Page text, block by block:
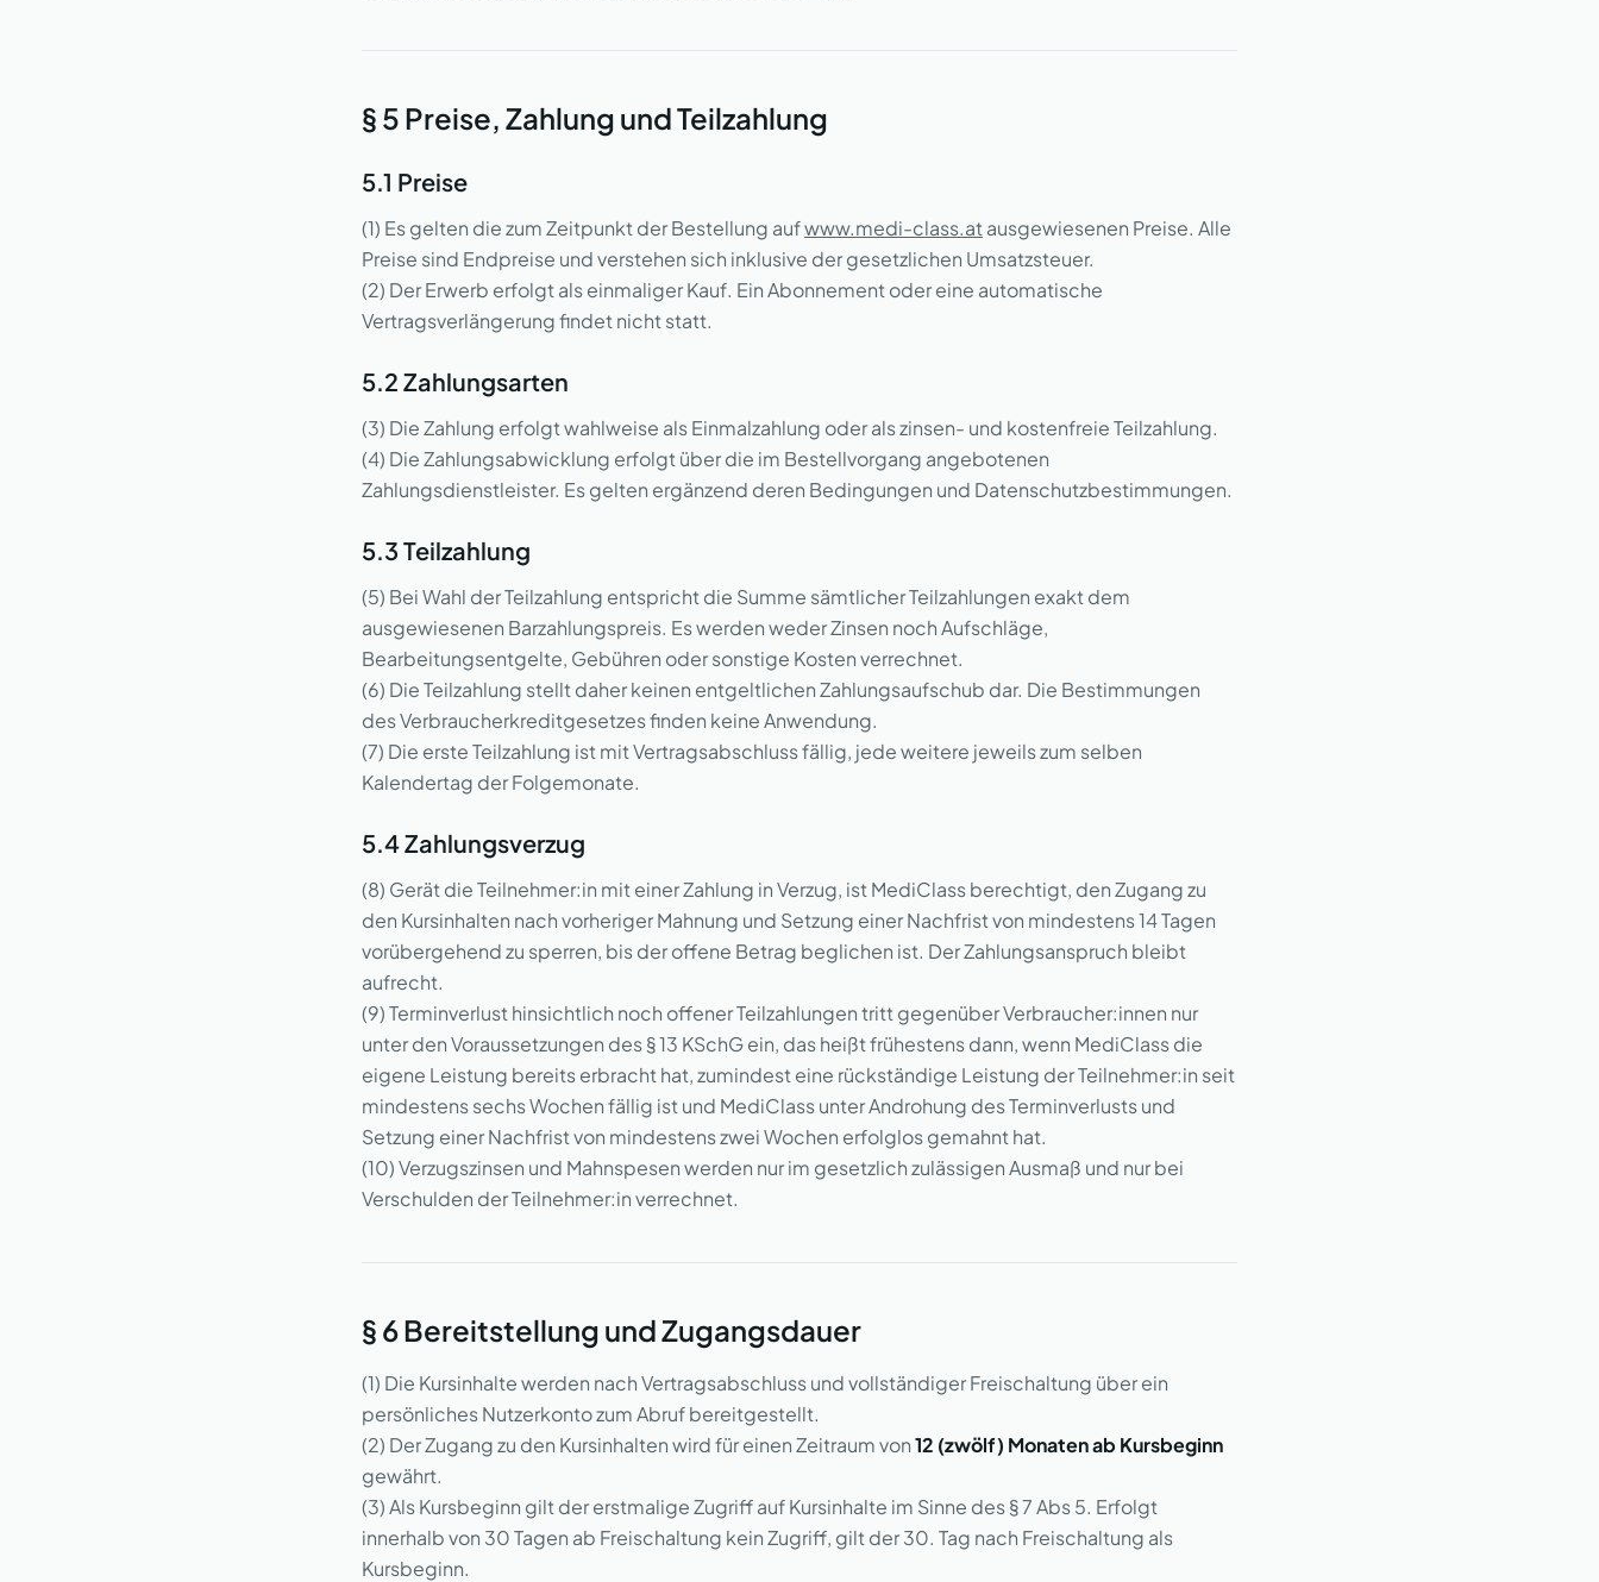
§ 5 Preise, Zahlung und Teilzahlung
5.1 Preise
(1) Es gelten die zum Zeitpunkt der Bestellung aufwww.medi-class.at ausgewiesenen Preise. Alle
Preise sind Endpreise und verstehen sich inklusive der gesetzlichen Umsatzsteuer.
(2) Der Erwerb erfolgt als einmaliger Kauf. Ein Abonnement oder eine automatische
Vertragsverlängerung findet nicht statt.
5.2 Zahlungsarten
(3) Die Zahlung erfolgt wahlweise als Einmalzahlung oder als zinsen- und kostenfreie Teilzahlung.
(4) Die Zahlungsabwicklung erfolgt über die im Bestellvorgang angebotenen
Zahlungsdienstleister. Es gelten ergänzend deren Bedingungen und Datenschutzbestimmungen.
5.3 Teilzahlung
(5) Bei Wahl der Teilzahlung entspricht die Summe sämtlicher Teilzahlungen exakt dem
ausgewiesenen Barzahlungspreis. Es werden weder Zinsen noch Aufschläge,
Bearbeitungsentgelte, Gebühren oder sonstige Kosten verrechnet.
(6) Die Teilzahlung stellt daher keinen entgeltlichen Zahlungsaufschub dar. Die Bestimmungen
des Verbraucherkreditgesetzes finden keine Anwendung.
(7) Die erste Teilzahlung ist mit Vertragsabschluss fällig, jede weitere jeweils zum selben
Kalendertag der Folgemonate.
5.4 Zahlungsverzug
(8) Gerät die Teilnehmer:in mit einer Zahlung in Verzug, ist MediClass berechtigt, den Zugang zu
den Kursinhalten nach vorheriger Mahnung und Setzung einer Nachfrist von mindestens 14 Tagen
vorübergehend zu sperren, bis der offene Betrag beglichen ist. Der Zahlungsanspruch bleibt
aufrecht.
(9) Terminverlust hinsichtlich noch offener Teilzahlungen tritt gegenüber Verbraucher:innen nur
unter den Voraussetzungen des § 13 KSchG ein, das heißt frühestens dann, wenn MediClass die
eigene Leistung bereits erbracht hat, zumindest eine rückständige Leistung der Teilnehmer:in seit
mindestens sechs Wochen fällig ist und MediClass unter Androhung des Terminverlusts und
Setzung einer Nachfrist von mindestens zwei Wochen erfolglos gemahnt hat.
(10) Verzugszinsen und Mahnspesen werden nur im gesetzlich zulässigen Ausmaß und nur bei
Verschulden der Teilnehmer:in verrechnet.
§ 6 Bereitstellung und Zugangsdauer
(1) Die Kursinhalte werden nach Vertragsabschluss und vollständiger Freischaltung über ein
persönliches Nutzerkonto zum Abruf bereitgestellt.
(2) Der Zugang zu den Kursinhalten wird für einen Zeitraum von12 (zwölf) Monaten ab Kursbeginn
gewährt.
(3) Als Kursbeginn gilt der erstmalige Zugriff auf Kursinhalte im Sinne des § 7 Abs 5. Erfolgt
innerhalb von 30 Tagen ab Freischaltung kein Zugriff, gilt der 30. Tag nach Freischaltung als
Kursbeginn.